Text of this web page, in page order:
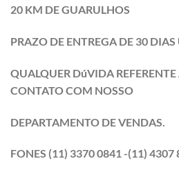
20 KM DE GUARULHOS
PRAZO DE ENTREGA DE 30 DIAS
QUALQUER DúVIDA REFERENTE
CONTATO COM NOSSO
DEPARTAMENTO DE VENDAS.
FONES (11) 3370 0841 -(11) 4307